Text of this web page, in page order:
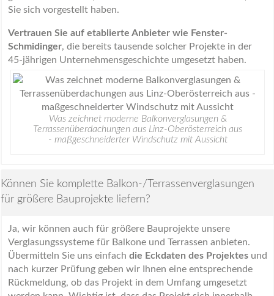
Sie sich vorgestellt haben.
Vertrauen Sie auf etablierte Anbieter wie Fenster-
Schmidinger, die bereits tausende solcher Projekte in der
45-jährigen Unternehmensgeschichte umgesetzt haben.
Was zeichnet moderne Balkonverglasungen &
Terrassenüberdachungen aus Linz-Oberösterreich aus
- maßgeschneiderter Windschutz mit Aussicht
Können Sie komplette Balkon-/Terrassenverglasungen
für größere Bauprojekte liefern?
Ja, wir können auch für größere Bauprojekte unsere
Verglasungssysteme für Balkone und Terrassen anbieten.
Übermitteln Sie uns einfach die Eckdaten des Projektes und
nach kurzer Prüfung geben wir Ihnen eine entsprechende
Rückmeldung, ob das Projekt in dem Umfang umgesetzt